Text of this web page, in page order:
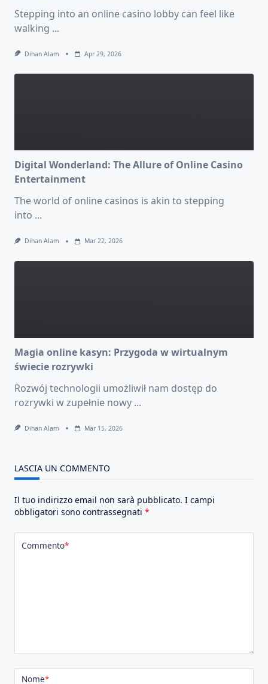
Stepping into an online casino lobby can feel like
walking ...
Dihan Alam Apr 29, 2026
Digital Wonderland: The Allure of Online Casino
Entertainment
The world of online casinos is akin to stepping
into ...
Dihan Alam Mar 22, 2026
Magia online kasyn: Przygoda w wirtualnym
świecie rozrywki
Rozwój technologii umożliwił nam dostęp do
rozrywki w zupełnie nowy ...
Dihan Alam Mar 15, 2026
LASCIA UN COMMENTO
Il tuo indirizzo email non sarà pubblicato. I campi
obbligatori sono contrassegnati *
Commento*
Nome*